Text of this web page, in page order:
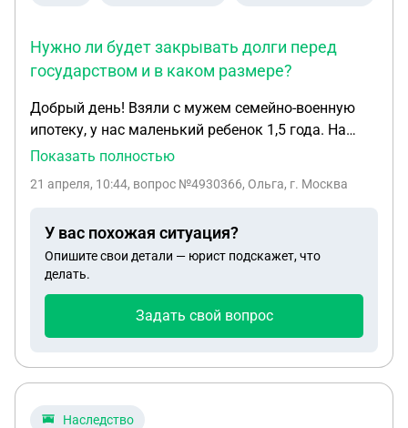
Нужно ли будет закрывать долги перед
государством и в каком размере?
Добрый день! Взяли с мужем семейно-военную
ипотеку, у нас маленький ребенок 1,5 года. На
покупку были использованы средства НИС,
платеж полностью перекрывается НИС. Сейчас
будет делиться эта квартира в таком случае?
Имеем ли мы с ребенком право на долю в
собственности? Также муж говорит, что как
то уволится и возвращать государству ничего не
Скажите, в случае его увольнения, можем ли мы
долги перед государством и в каком размере?
Показать полностью
21 апреля, 10:44, вопрос №4930366, Ольга, г. Москва
У вас похожая ситуация?
Опишите свои детали — юрист подскажет, что
делать.
Задать свой вопрос
Наследство